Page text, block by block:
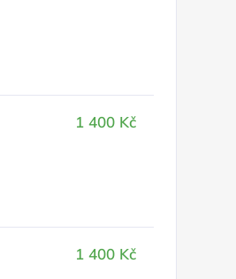
1 400 Kč
1 400 Kč